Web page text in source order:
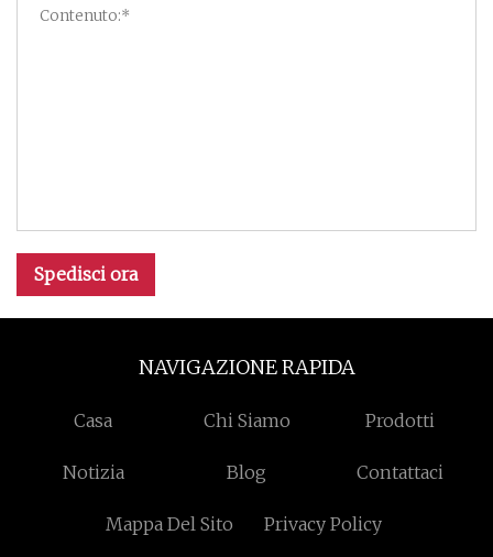
Spedisci ora
NAVIGAZIONE RAPIDA
Casa Chi Siamo Prodotti
Notizia Blog Contattaci
Mappa Del Sito Privacy Policy